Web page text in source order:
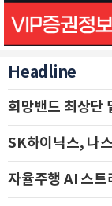
Headline